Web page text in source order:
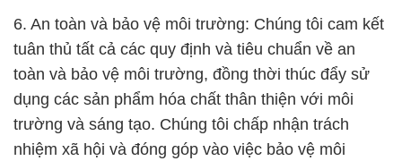
6. An toàn và bảo vệ môi trường: Chúng tôi cam kết
tuân thủ tất cả các quy định và tiêu chuẩn về an
toàn và bảo vệ môi trường, đồng thời thúc đẩy sử
dụng các sản phẩm hóa chất thân thiện với môi
trường và sáng tạo. Chúng tôi chấp nhận trách
nhiệm xã hội và đóng góp vào việc bảo vệ môi